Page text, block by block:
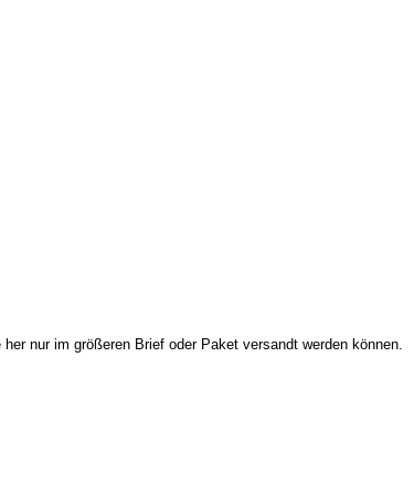
nur im größeren Brief oder Paket versandt werden können.